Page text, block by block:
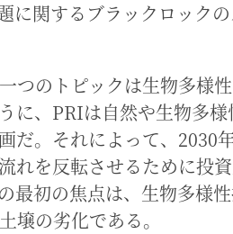
に関するブラックロック
つのトピックは生物多様
に、PRIは自然や生物多様
だ。それによって、2030
れを反転させるために投
最初の焦点は、生物多様
壌の劣化である。